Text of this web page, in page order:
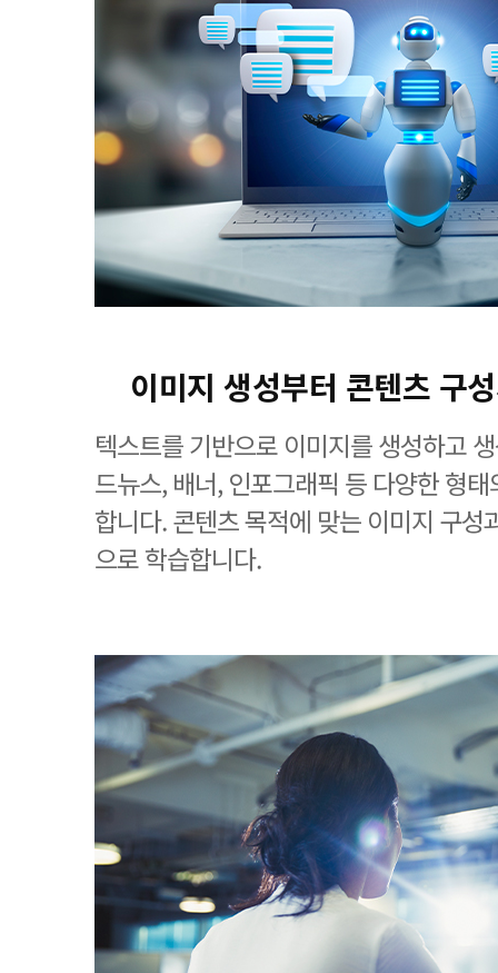
이미지 생성부터 콘텐츠 구
텍스트를 기반으로 이미지를 생성하고
드뉴스, 배너, 인포그래픽 등 다양한 형
합니다. 콘텐츠 목적에 맞는 이미지 구성
으로 학습합니다.